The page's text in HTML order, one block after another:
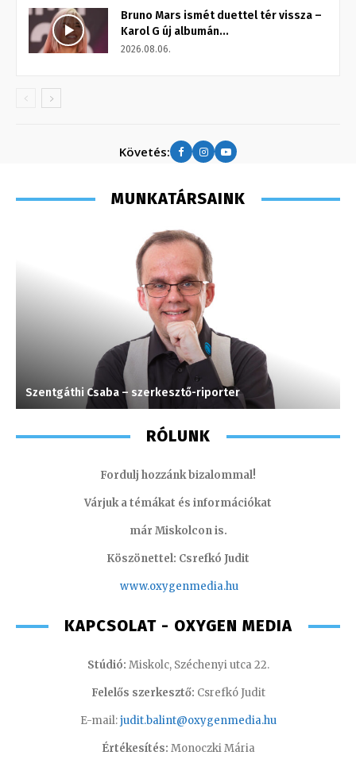
Bruno Mars ismét duettel tér vissza –
Karol G új albumán...
2026.08.06.
Követés:
MUNKATÁRSAINK
Szentgáthi Csaba – szerkesztő-riporter
RÓLUNK
Fordulj hozzánk bizalommal!
Várjuk a témákat és információkat
már Miskolcon is.
Köszönettel: Csrefkó Judit
www.oxygenmedia.hu
KAPCSOLAT - OXYGEN MEDIA
Stúdió: Miskolc, Széchenyi utca 22.
Felelős szerkesztő: Csrefkó Judit
E-mail:judit.balint@oxygenmedia.hu
Értékesítés: Monoczki Mária